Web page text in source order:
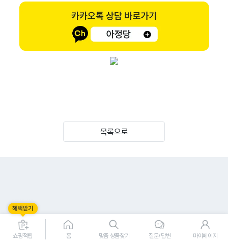
목록으로
쇼핑적립 홈 맞춤 상품찾기 질문/답변 마이페이지